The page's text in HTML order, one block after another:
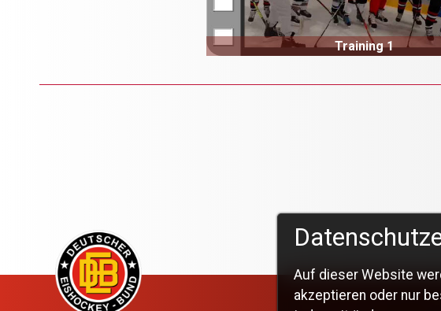
Training 1
Auf dieser Website
akzeptieren oder nur